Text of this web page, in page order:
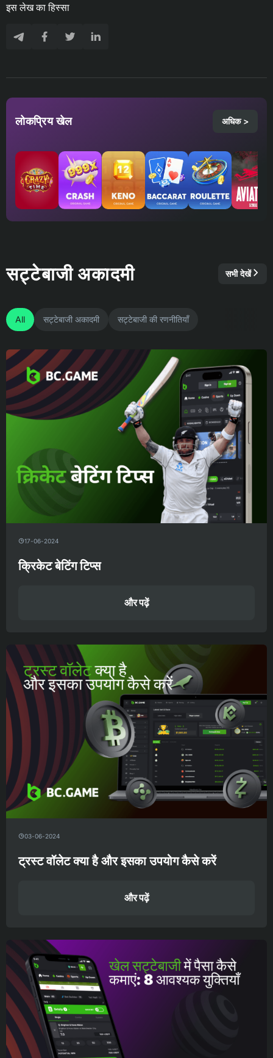
इस लेख का हिस्सा
लोकप्रिय खेल अधिक >
सट्टेबाजी अकादमी सभी देखें
All सट्टेबाजी अकादमी सट्टेबाजी की रणनीतियाँ
17-06-2024
क्रिकेट बेटिंग टिप्स
और पढ़ें
03-06-2024
ट्रस्ट वॉलेट क्या है और इसका उपयोग कैसे करें
और पढ़ें